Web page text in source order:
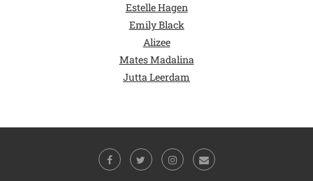
Estelle Hagen
Emily Black
Alizee
Mates Madalina
Jutta Leerdam